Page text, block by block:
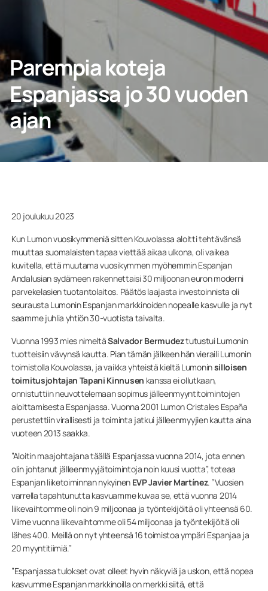
Ammattilaisille
Parempia koteja
Espanjassa jo 30 vuoden
ajan
20 joulukuu 2023
Kun Lumon vuosikymmeniä sitten Kouvolassa aloitti tehtävänsä
muuttaa suomalaisten tapaa viettää aikaa ulkona, oli vaikea
kuvitella, että muutama vuosikymmen myöhemmin Espanjan
Andalusian sydämeen rakennettaisi 30 miljoonan euron moderni
parvekelasien tuotantolaitos. Päätös laajasta investoinnista oli
seurausta Lumonin Espanjan markkinoiden nopealle kasvulle ja nyt
saamme juhlia yhtiön 30-vuotista taivalta.
Vuonna 1993 mies nimeltäSalvador Bermudeztutustui Lumonin
tuotteisiin vävynsä kautta. Pian tämän jälkeen hän vieraili Lumonin
toimistolla Kouvolassa, ja vaikka yhteistä kieltä Lumoninsilloisen
toimitusjohtajan Tapani Kinnusen kanssa ei ollutkaan,
onnistuttiin neuvottelemaan sopimus jälleenmyyntitoimintojen
aloittamisesta Espanjassa. Vuonna 2001 Lumon Cristales España
perustettiin virallisesti ja toiminta jatkui jälleenmyyjien kautta aina
vuoteen 2013 saakka.
”Aloitin maajohtajana täällä Espanjassa vuonna 2014, jota ennen
olin johtanut jälleenmyyjätoimintoja noin kuusi vuotta”, toteaa
Espanjan liiketoiminnan nykyinen EVP Javier Martínez. ”Vuosien
varrella tapahtunutta kasvuamme kuvaa se, että vuonna 2014
liikevaihtomme oli noin 9 miljoonaa ja työntekijöitä oli yhteensä 60.
Viime vuonna liikevaihtomme oli 54 miljoonaa ja työntekijöitä oli
lähes 400. Meillä on nyt yhteensä 16 toimistoa ympäri Espanjaa ja
20 myyntitiimiä.”
”Espanjassa tulokset ovat olleet hyvin näkyviä ja uskon, että nopea
kasvumme Espanjan markkinoilla on merkki siitä, että